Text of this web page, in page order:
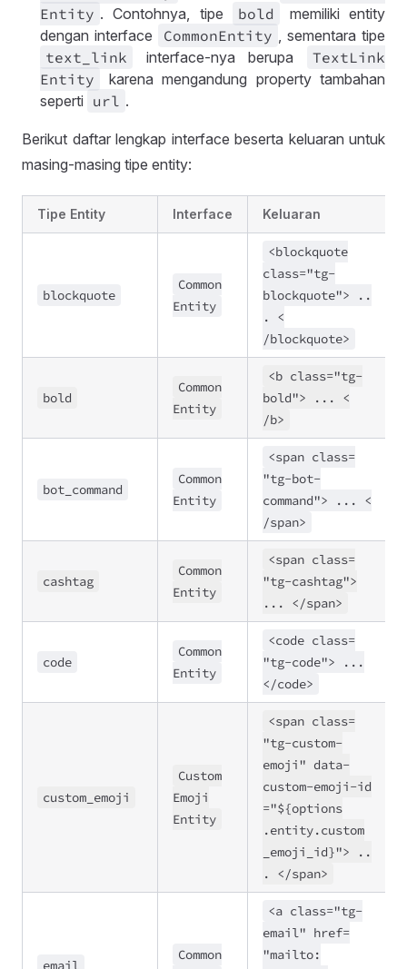
Entity . Contohnya, tipe bold
memiliki entity
dengan interface
CommonEntity , sementara tipe
text _link interface-nya berupa TextLink
Entity
karena mengandung property tambahan
seperti url .
Berikut daftar lengkap interface beserta keluaran untuk
masing-masing tipe entity:
Tipe Entity Interface Keluaran
blockquote
Common
Entity
<blockquote
class="tg-
blockquote">
..
. <
/blockquote>
bold
Common
Entity
<b class="tg-
bold">
.. . <
/b>
bot _command
Common
Entity
<span class=
"tg-bot-
command">
.. . <
/span>
cashtag
Common
Entity
<span class=
"tg-cashtag">
.. . </span>
code
Common
Entity
<code class=
"tg-code"> .. .
</code>
custom _emoji
Custom
Emoji
Entity
<span class=
"tg-custom-
emoji" data-
custom-emoji-id
="${options
.entity.custom
_emoji
_id}">
..
. </span>
email
Common
<a class="tg-
email" href=
"mailto: